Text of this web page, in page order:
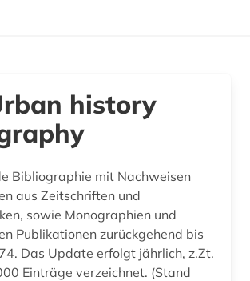
history
Bibliographie mit Nachweisen
aus Zeitschriften und
sowie Monographien und
Publikationen zurückgehend bis
Das Update erfolgt jährlich, z.Zt.
Einträge verzeichnet. (Stand